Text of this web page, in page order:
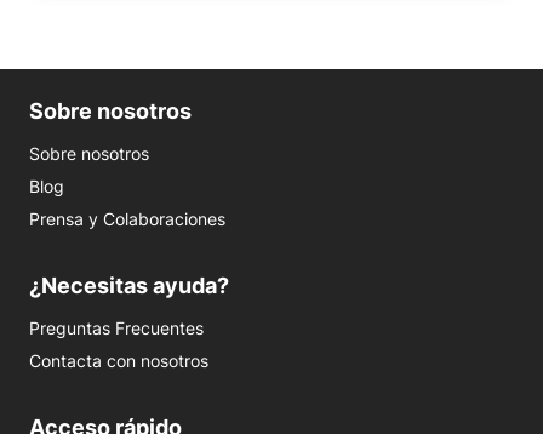
Sobre nosotros
Sobre nosotros
Blog
Prensa y Colaboraciones
¿Necesitas ayuda?
Preguntas Frecuentes
Contacta con nosotros
Acceso rápido